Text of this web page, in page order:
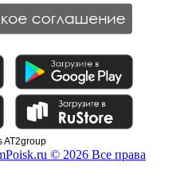
AT2group
© 2026 Все права